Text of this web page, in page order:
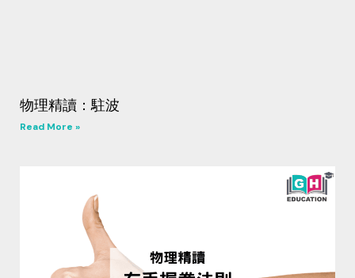
物理精讀：駐波
Read More »